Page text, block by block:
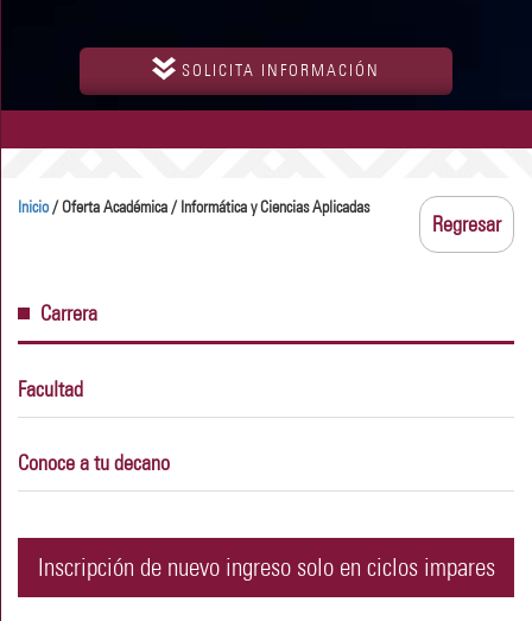
SOLICITA INFORMACIÓN
Inicio/ Oferta Académica / Informática y Ciencias Aplicadas
Regresar
Carrera
Facultad
Conoce a tu decano
Inscripción de nuevo ingreso solo en ciclos impares